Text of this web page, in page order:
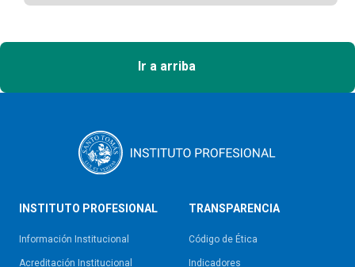
Ir a arriba
INSTITUTO PROFESIONAL
Información Institucional
Acreditación Institucional
TRANSPARENCIA
Código de Ética
Indicadores